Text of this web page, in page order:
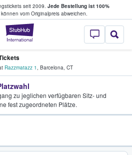
seit 2009. Jede Bestellung ist 100%
vom Originalpreis abweichen.
StubHub - Wo
& verkaufen
Razzmatazz 1, Barcelona, CT
zu jeglichen verfügbaren Sitz- und
fest zugeordneten Plätze.